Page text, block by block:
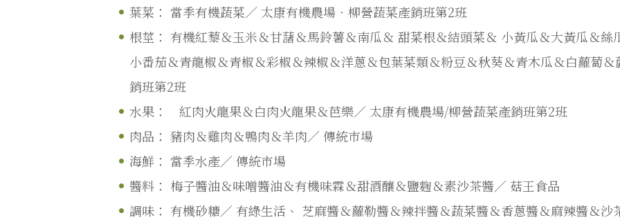
葉菜： 當季有機蔬菜／ 太康有機農場‧柳營蔬菜產銷班第2班
根莖： 有機紅藜＆玉米＆甘藷＆馬鈴薯＆南瓜＆ 甜菜根＆結頭菜＆ 小黃瓜＆大黃瓜＆
小番茄＆青龍椒＆青椒＆彩椒＆辣椒＆洋蔥＆包葉菜類＆粉豆＆秋葵＆青木瓜＆白蘿蔔
銷班第2班
水果： 紅肉火龍果＆白肉火龍果＆芭樂／ 太康有機農場/柳營蔬菜產銷班第2班
肉品： 豬肉＆雞肉＆鴨肉＆羊肉／ 傳統市場
海鮮： 當季水產／ 傳統市場
醬料： 梅子醬油＆味噌醬油＆有機味霖＆甜酒釀＆鹽麴＆素沙茶醬／ 菇王食品
調味： 有機砂糖／ 有綠生活、 芝麻醬＆蘿勒醬＆辣拌醬＆蔬菜醬＆香蔥醬＆麻辣醬＆